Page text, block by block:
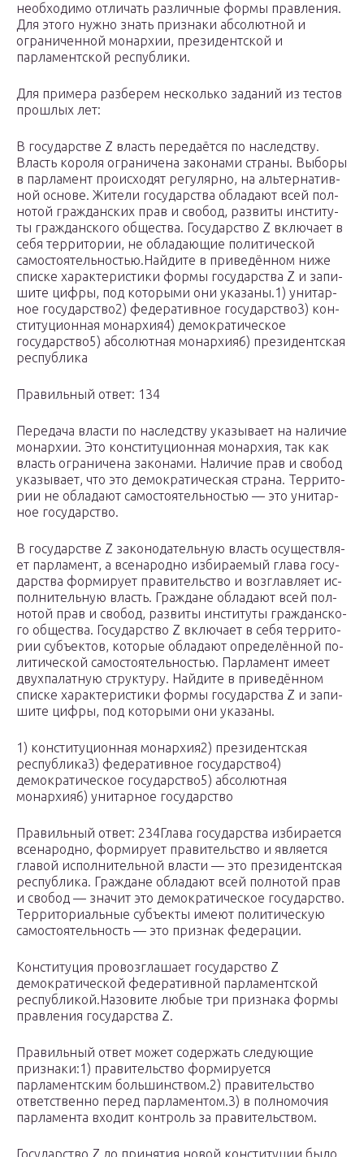
необходимо отличать различные формы правления.
Для этого нужно знать признаки абсолютной и
ограниченной монархии, президентской и
парламентской республики.
Для примера разберем несколько заданий из тестов
прошлых лет:
В го­су­дар­стве Z власть передаётся по наследству.
Власть короля огра­ни­че­на за­ко­на­ми страны. Вы­бо­ры
в пар­ла­мент про­ис­хо­дят регулярно, на аль­тер­на­тив­
ной основе. Жи­те­ли го­су­дар­ства об­ла­да­ют всей пол­
но­той граж­дан­ских прав и свобод, раз­ви­ты ин­сти­ту­
ты граж­дан­ско­го общества. Государство Z вклю­ча­ет в
себя территории, не об­ла­да­ю­щие по­ли­ти­че­ской
самостоятельностью.Найдите в приведённом ниже
спис­ке ха­рак­те­ри­сти­ки формы го­су­дар­ства Z и за­пи­
ши­те цифры, под ко­то­ры­ми они указаны.1) уни­тар­
ное государство2) фе­де­ра­тив­ное государство3) кон­
сти­ту­ци­он­ная монархия4) де­мо­кра­ти­че­ское
государство5) аб­со­лют­ная монархия6) пре­зи­дент­ская
республика
Правильный ответ: 134
Передача вла­сти по на­след­ству ука­зы­ва­ет на на­ли­чие
монархии. Это конституционная монархия, так как
власть ограничена законами. На­ли­чие прав и свобод
указывает, что это демократическая страна. Тер­ри­то­
рии не об­ла­да­ют самостоятельностью — это уни­тар­
ное государство.
В го­су­дар­стве Z за­ко­но­да­тель­ную власть осу­ществ­ля­
ет парламент, а все­на­род­но из­би­ра­е­мый глава го­су­
дар­ства фор­ми­ру­ет пра­ви­тель­ство и воз­глав­ля­ет ис­
пол­ни­тель­ную власть. Граж­да­не об­ла­да­ют всей пол­
но­той прав и свобод, раз­ви­ты ин­сти­ту­ты граж­дан­ско­
го общества. Го­су­дар­ство Z вклю­ча­ет в себя тер­ри­то­
рии субъектов, ко­то­рые об­ла­да­ют определённой по­
ли­ти­че­ской самостоятельностью. Пар­ла­мент имеет
двух­па­лат­ную структуру. Най­ди­те в приведённом
спис­ке ха­рак­те­ри­сти­ки формы го­су­дар­ства Z и за­пи­
ши­те цифры, под ко­то­ры­ми они указаны.
1) конституционная монархия2) пре­зи­дент­ская
республика3) федеративное государство4)
демократическое государство5) абсолютная
монархия6) унитарное государство
Правильный ответ: 234Глава государства избирается
всенародно, формирует правительство и является
главой исполнительной власти — это пре­зи­дент­ская
республика. Граждане обладают всей полнотой прав
и свобод — значит это демократическое государство.
Территориальные субъекты имеют политическую
самостоятельность — это признак федерации.
Конституция провозглашает государство Z
демократической федеративной парламентской
республикой.Назовите любые три признака формы
правления государства Z.
Правильный ответ может содержать следующие
признаки:1) правительство формируется
парламентским большинством.2) правительство
ответственно перед парламентом.3) в полномочия
парламента входит контроль за правительством.
Государство Z до при­ня­тия новой кон­сти­ту­ции было